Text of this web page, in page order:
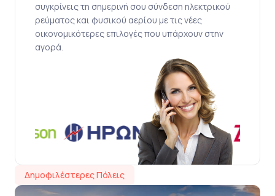
συγκρίνεις τη σημερινή σου σύνδεση ηλεκτρικού
ρεύματος και φυσικού αερίου με τις νέες
οικονομικότερες επιλογές που υπάρχουν στην
αγορά.
Δημοφιλέστερες Πόλεις